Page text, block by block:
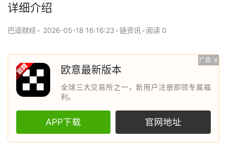
详细介绍
巴适财经• 2026-05-18 16:16:23 •链资讯 • 阅读 0
广告 X
欧意最新版本
全球三大交易所之一，新用户注册即领专属福
利。
APP下载 官网地址